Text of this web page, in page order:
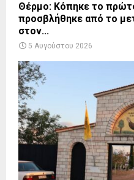
Θέρμο: Κόπηκε το
προσβλήθηκε από το
στον...
5 Αυγούστου 2026